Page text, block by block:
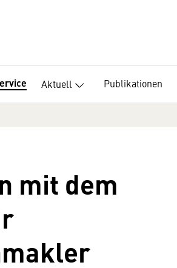
Aktuell Publikationen
mit dem